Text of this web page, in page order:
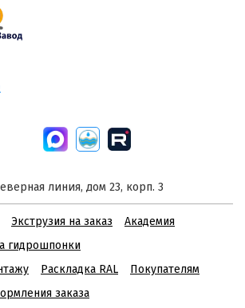
линия, дом 23, корп. 3
Экструзия на заказ Академия
гидрошпонки
Раскладка RAL Покупателям
заказа